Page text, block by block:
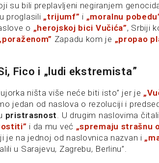
su bili preplavljeni negiranjem
proglasili „trijumf” i „moralnu
o „herojskoj bici Vučića”, Srbiji
Zapadu kom je „propao
Fico i „ludi ekstremista”
ništa više neće biti isto” jer je
jedan od naslova o rezoluciji i
pristrasnost. U drugim naslovima
i da mu već „spremaju strašnu
je na jednoj od naslovnica nazvan i
u Sarajevu, Zagrebu, Berlinu”.